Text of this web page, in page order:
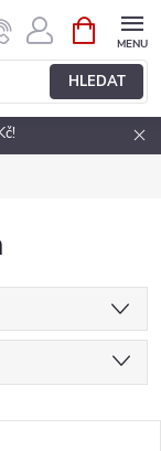
HLEDAT
NÁKUPNÍ
KOŠÍK